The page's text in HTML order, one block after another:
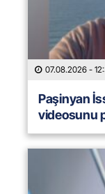
07.08.2026 -
Paşinyan
videosunu